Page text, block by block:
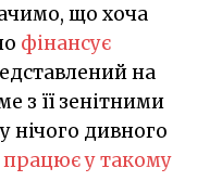
що хоча
фінансує
на
з її зенітними
нічого дивного
працює у такому